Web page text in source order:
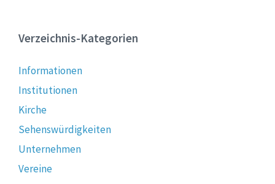
Verzeichnis-Kategorien
Informationen
Institutionen
Kirche
Sehenswürdigkeiten
Unternehmen
Vereine